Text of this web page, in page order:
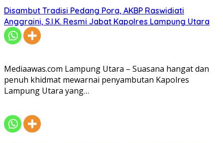
Disambut Tradisi Pedang Pora, AKBP Raswidiati
Anggraini, S.I.K. Resmi Jabat Kapolres Lampung Utara
Mediaawas.com Lampung Utara – Suasana hangat dan
penuh khidmat mewarnai penyambutan Kapolres
Lampung Utara yang…